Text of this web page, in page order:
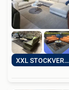
XXL STOCKVERKOOP